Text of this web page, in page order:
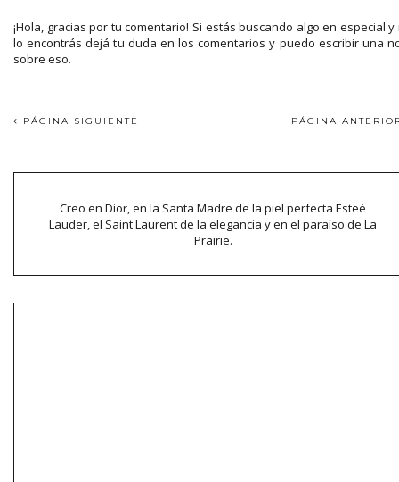
¡Hola, gracias por tu comentario! Si estás buscando algo en especial y
lo encontrás dejá tu duda en los comentarios y puedo escribir una
sobre eso.
PÁGINA SIGUIENTE PÁGINA
Creo en Dior, en la Santa Madre de la piel perfecta Esteé
Lauder, el Saint Laurent de la elegancia y en el paraíso de La
Prairie.